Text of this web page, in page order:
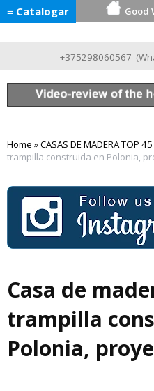
≡ Catalogar Good
+375298060567 (
Home »CASAS DE MADERA TOP
trampilla construida en Polonia,
Casa de
trampilla
Polonia,